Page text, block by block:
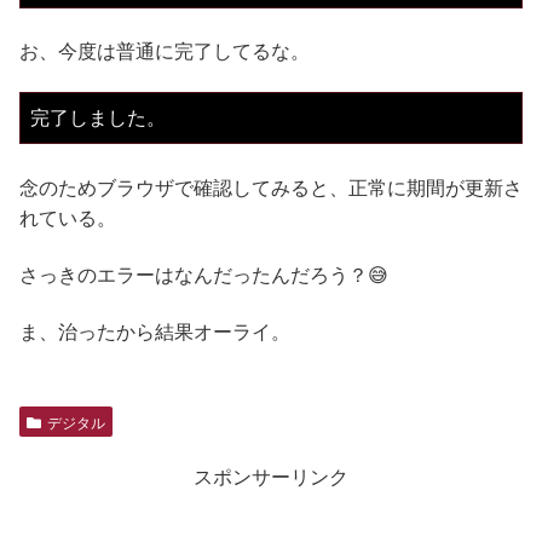
お、今度は普通に完了してるな。
念のためブラウザで確認してみると、正常に期間が更新さ
れている。
さっきのエラーはなんだったんだろう？😅
ま、治ったから結果オーライ。
デジタル
スポンサーリンク